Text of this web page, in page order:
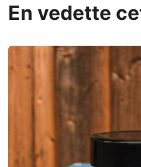
En vedette